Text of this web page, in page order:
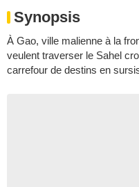
Synopsis
À Gao, ville malienne à la
veulent traverser le Sahel
carrefour de destins en